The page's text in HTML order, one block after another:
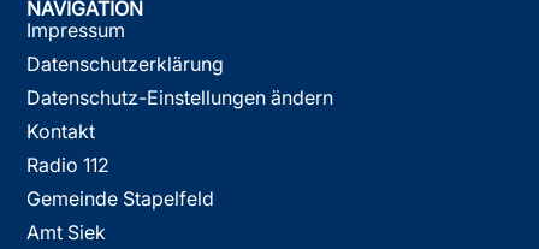
NAVIGATION
Impressum
Datenschutzerklärung
Datenschutz-Einstellungen ändern
Kontakt
Radio 112
Gemeinde Stapelfeld
Amt Siek